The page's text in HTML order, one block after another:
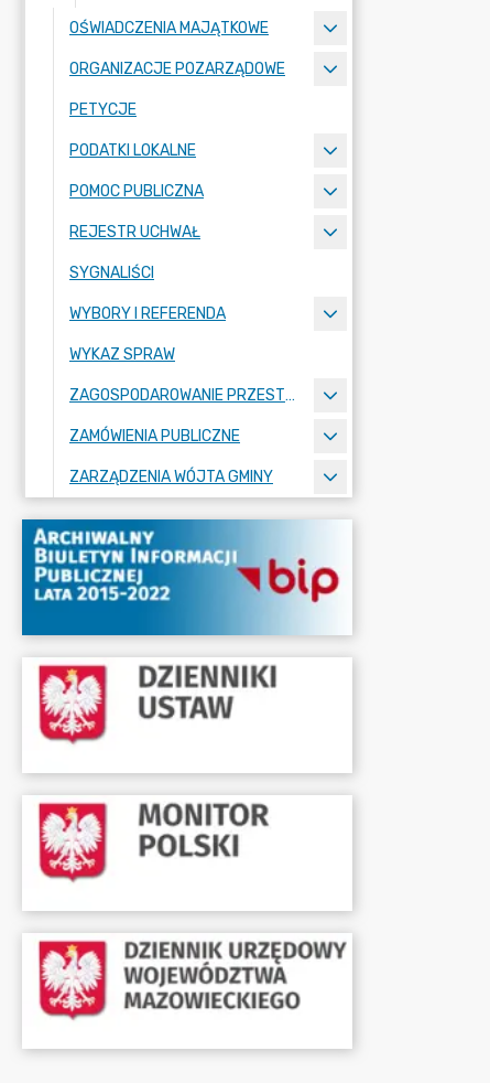
OŚWIADCZENIA MAJĄTKOWE
ORGANIZACJE POZARZĄDOWE
PETYCJE
PODATKI LOKALNE
POMOC PUBLICZNA
REJESTR UCHWAŁ
SYGNALIŚCI
WYBORY I REFERENDA
WYKAZ SPRAW
ZAGOSPODAROWANIE PRZESTRZENNE
ZAMÓWIENIA PUBLICZNE
ZARZĄDZENIA WÓJTA GMINY